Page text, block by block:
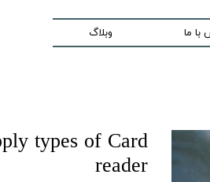
با ما وبلاگ
types of Card
reader